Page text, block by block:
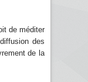
de méditer
des
de la